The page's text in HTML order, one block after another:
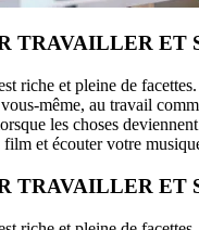
TRAVAILLER ET
riche et pleine de
même, au travail
les choses
et écouter votre
TRAVAILLER ET